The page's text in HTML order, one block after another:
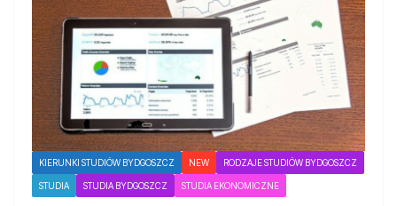
KIERUNKI STUDIÓW BYDGOSZCZ NEW RODZAJE STUDIÓW BYDGOSZCZ
STUDIA STUDIA BYDGOSZCZ STUDIA EKONOMICZNE